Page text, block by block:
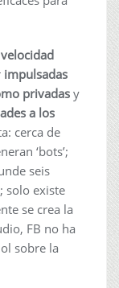
velocidad
impulsadas
privadas y
a los
cerca de
‘bots’;
seis
solo existe
se crea la
FB no ha
sobre la